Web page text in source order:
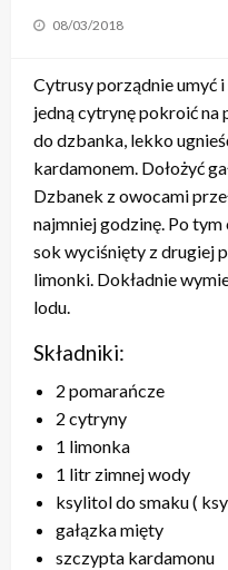
Posted
08/03/2018
Cytrusy porządnie umyć
jedną cytrynę pokroić na
do dzbanka, lekko
kardamonem. Dołożyć
Dzbanek z owocami
najmniej godzinę. Po
sok wyciśnięty z drugiej
limonki. Dokładnie
lodu.
Składniki:
2 pomarańcze
2 cytryny
1 limonka
1 litr zimnej wody
ksylitol do smaku (
gałązka mięty
szczypta kardamonu